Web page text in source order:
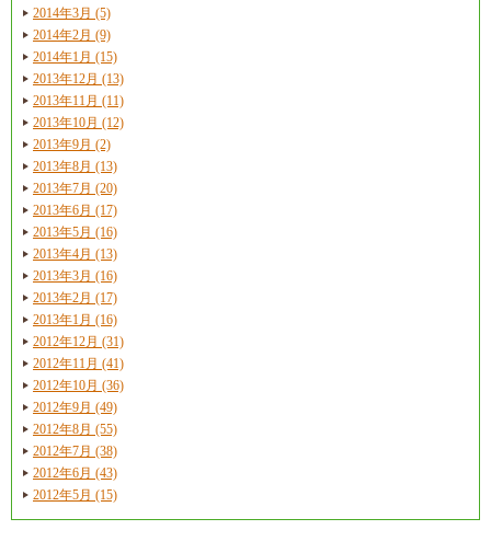
2014年3月 (5)
2014年2月 (9)
2014年1月 (15)
2013年12月 (13)
2013年11月 (11)
2013年10月 (12)
2013年9月 (2)
2013年8月 (13)
2013年7月 (20)
2013年6月 (17)
2013年5月 (16)
2013年4月 (13)
2013年3月 (16)
2013年2月 (17)
2013年1月 (16)
2012年12月 (31)
2012年11月 (41)
2012年10月 (36)
2012年9月 (49)
2012年8月 (55)
2012年7月 (38)
2012年6月 (43)
2012年5月 (15)